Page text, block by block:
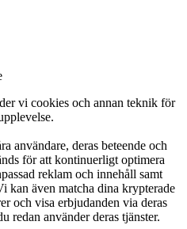
vi cookies och annan teknik för
användare, deras beteende och
för att kontinuerligt optimera
reklam och innehåll samt
kan även matcha dina krypterade
och visa erbjudanden via deras
redan använder deras tjänster.